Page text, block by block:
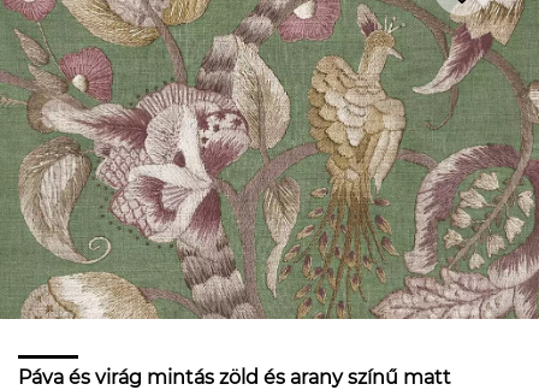
Páva és virág mintás zöld és arany színű matt